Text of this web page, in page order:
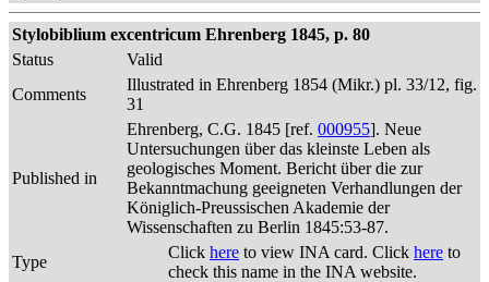
Stylobiblium excentricum Ehrenberg 1845, p. 80
Status
Valid
Comments
Illustrated in Ehrenberg 1854 (Mikr.) pl. 33/12, fig.
31
Published in
Ehrenberg, C.G. 1845 [ref. 000955]. Neue
Untersuchungen über das kleinste Leben als
geologisches Moment. Bericht über die zur
Bekanntmachung geeigneten Verhandlungen der
Königlich-Preussischen Akademie der
Wissenschaften zu Berlin 1845:53-87.
Type
Click here to view INA card. Click here to
check this name in the INA website.